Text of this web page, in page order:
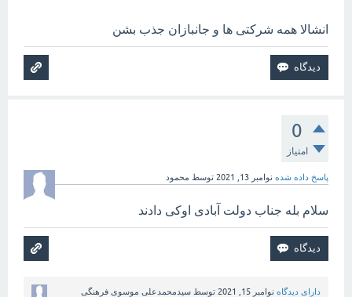
انشالا همه شرکتی ها و جانبازان جذب بشن
0
امتیاز
پاسخ داده شده نوامبر 13, 2021 توسط محمود
سلام بله جناب دولت آبادی اوکی دادند
دارای دیدگاه نوامبر 15, 2021 توسط سیدمحمدعلی موسوی فرهنگی